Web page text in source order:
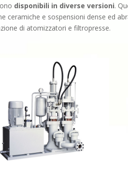
disponibili in diverse versioni.
ceramiche e sospensioni dense ed
di atomizzatori e filtropresse.